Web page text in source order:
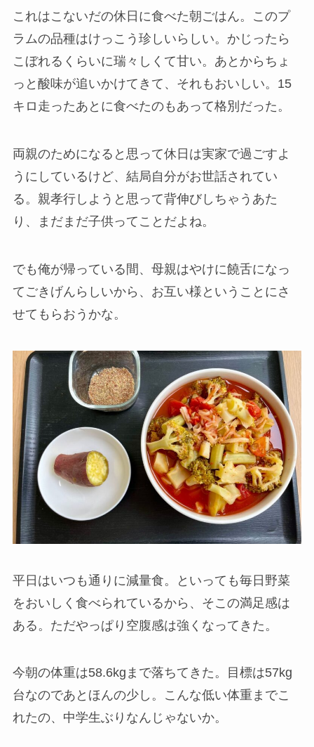
これはこないだの休日に食べた朝ごはん。このプ
ラムの品種はけっこう珍しいらしい。かじったら
こぼれるくらいに瑞々しくて甘い。あとからちょ
っと酸味が追いかけてきて、それもおいしい。15
キロ走ったあとに食べたのもあって格別だった。
両親のためになると思って休日は実家で過ごすよ
うにしているけど、結局自分がお世話されてい
る。親孝行しようと思って背伸びしちゃうあた
り、まだまだ子供ってことだよね。
でも俺が帰っている間、母親はやけに饒舌になっ
てごきげんらしいから、お互い様ということにさ
せてもらおうかな。
平日はいつも通りに減量食。といっても毎日野菜
をおいしく食べられているから、そこの満足感は
ある。ただやっぱり空腹感は強くなってきた。
今朝の体重は58.6kgまで落ちてきた。目標は57kg
台なのであとほんの少し。こんな低い体重までこ
れたの、中学生ぶりなんじゃないか。